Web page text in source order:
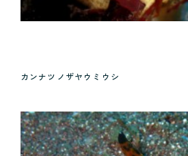
カンナツノザヤウミウシ